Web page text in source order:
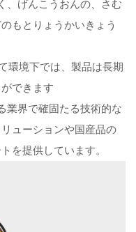
、げんこうおんの、さむ
もとりょうかいきょう
環境下では、製品は長期
できます
業界で確固たる技術的な
ューションや国産品の
を提供しています。